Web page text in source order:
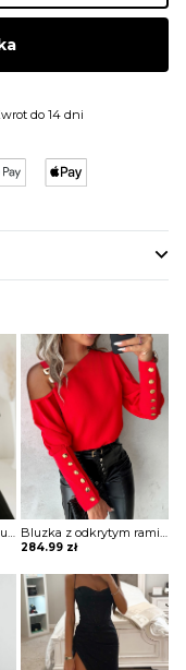
do 14 dni
284.99 zł